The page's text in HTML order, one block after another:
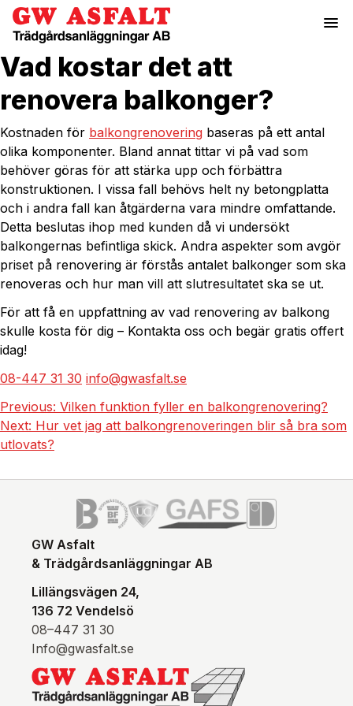
menu
Vad kostar det att
renovera balkonger?
Kostnaden för balkongrenovering baseras på ett antal
olika komponenter. Bland annat tittar vi på vad som
behöver göras för att stärka upp och förbättra
konstruktionen. I vissa fall behövs helt ny betongplatta
och i andra fall kan åtgärderna vara mindre omfattande.
Detta beslutas ihop med kunden då vi undersökt
balkongernas befintliga skick. Andra aspekter som avgör
priset på renovering är förstås antalet balkonger som ska
renoveras och hur man vill att slutresultatet ska se ut.
För att få en uppfattning av vad renovering av balkong
skulle kosta för dig – Kontakta oss och begär gratis offert
idag!
08-447 31 30 info@gwasfalt.se
Previous: Vilken funktion fyller en balkongrenovering?
Next: Hur vet jag att balkongrenoveringen blir så bra som
utlovats?
GW Asfalt
& Trädgårdsanläggningar AB
Lillängsvägen 24,
136 72 Vendelsö
08–447 31 30
Info@gwasfalt.se